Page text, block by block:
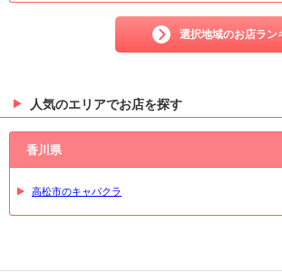
選択地域のお店ラン
人気のエリアでお店を探す
香川県
高松市のキャバクラ